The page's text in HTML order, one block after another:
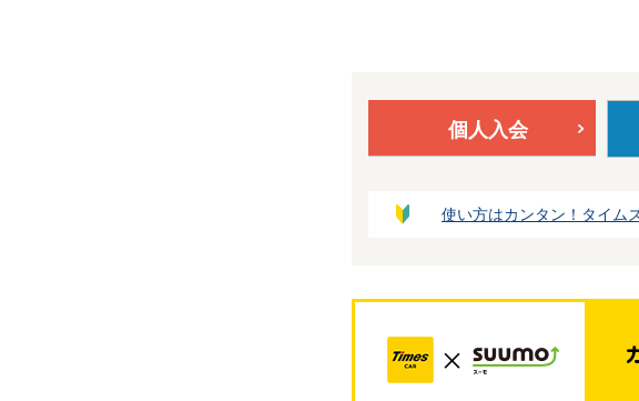
個人入会
使い方はカンタン！タイム